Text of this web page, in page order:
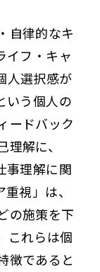
自律的なキ
イフ・キャ
人選択感が
いう個人の
ードバック
解に、
事理解に関
視」は、
の施策を下
これらは個
徴であると